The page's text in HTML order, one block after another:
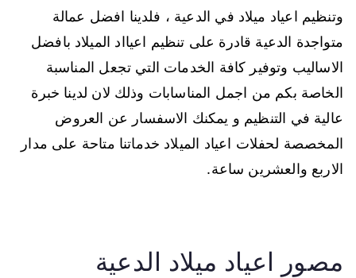
وتنظيم اعياد ميلاد في الدعية ، فلدينا افضل عمالة
متواجدة الدعية قادرة على تنظيم اعيااد الميلاد بافضل
الاساليب وتوفير كافة الخدمات التي تجعل المناسبة
الخاصة بكم من اجمل المناسابات وذلك لان لدينا خبرة
عالية في التنظيم و يمكنك الاسفسار عن العروض
المخصصة لحفلات اعياد الميلاد خدماتنا متاحة على مدار
الاربع والعشرين ساعة.
مصور اعياد ميلاد الدعية